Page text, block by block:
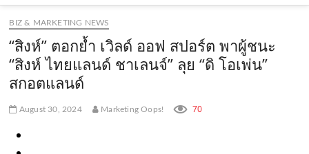
o
o
k
.
c
b
e
.
c
o
m
e
g
r
a
.
k
c
m
BIZ & MARKETING NEWS
“สิงห์” ตอกย้ำ เวิลด์ ออฟ สปอร์ต พาผู้ชนะ
“สิงห์ ไทยแลนด์ ชาเลนจ์” ลุย “ดิ โอเพ่น”
สกอตแลนด์
August 30, 2024 Marketing Oops! 70